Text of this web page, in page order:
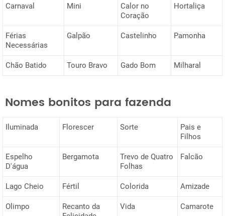
Carnaval Mini
Calor no
Coração
Hortaliça
Férias
Necessárias
Galpão Castelinho Pamonha
Chão Batido Touro Bravo Gado Bom Milharal
Nomes bonitos para fazenda
Iluminada Florescer Sorte
Pais e
Filhos
Espelho
D'água
Bergamota
Trevo de Quatro
Folhas
Falcão
Lago Cheio Fértil Colorida Amizade
Olimpo
Recanto da
Vida Camarote